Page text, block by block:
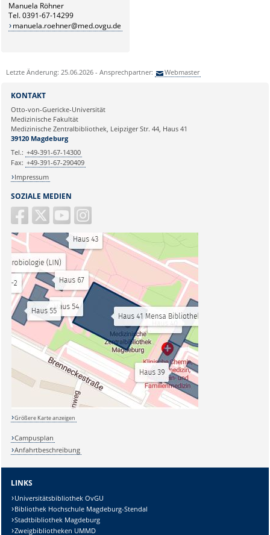
Manuela Röhner
Tel. 0391-67-14299
manuela.roehner@med.ovgu.de
Letzte Änderung: 25.06.2026 - Ansprechpartner: Webmaster
SOZIALE MEDIEN
KONTAKT
Otto-von-Guericke-Universität
Medizinische Fakultät
Medizinische Zentralbibliothek, Leipziger Str. 44, Haus 41
39120 Magdeburg
Tel.: +49-391-67-14300
Fax: +49-391-67-290409
Impressum
Größere Karte anzeigen
Campusplan
Anfahrtbeschreibung
LINKS
Universitätsbibliothek OvGU
Bibliothek Hochschule Magdeburg-Stendal
Stadtbibliothek Magdeburg
Zweigbibliotheken UMMD